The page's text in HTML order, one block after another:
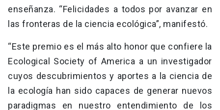
enseñanza. “Felicidades a todos por avanzar en
las fronteras de la ciencia ecológica”, manifestó.
“Este premio es el más alto honor que confiere la
Ecological Society of America a un investigador
cuyos descubrimientos y aportes a la ciencia de
la ecología han sido capaces de generar nuevos
paradigmas en nuestro entendimiento de los